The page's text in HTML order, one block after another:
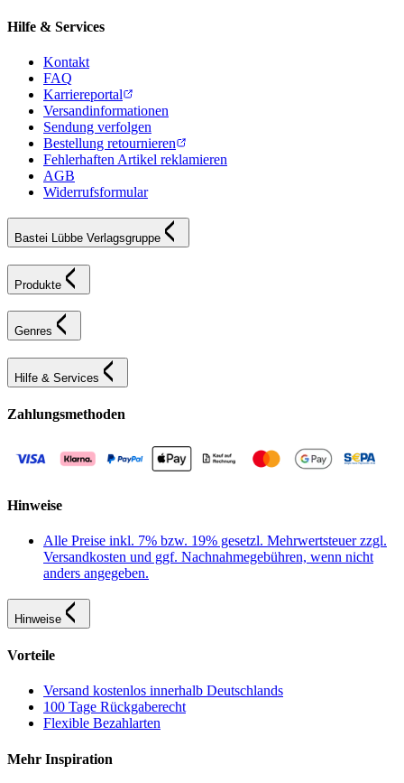
Hilfe & Services
Kontakt
FAQ
Karriereportal
Versandinformationen
Sendung verfolgen
Bestellung retournieren
Fehlerhaften Artikel reklamieren
AGB
Widerrufsformular
Bastei Lübbe Verlagsgruppe
Produkte
Genres
Hilfe & Services
Zahlungsmethoden
Hinweise
Alle Preise inkl. 7% bzw. 19% gesetzl. Mehrwertsteuer zzgl.
Versandkosten und ggf. Nachnahmegebühren, wenn nicht
anders angegeben.
Hinweise
Vorteile
Versand kostenlos innerhalb Deutschlands
100 Tage Rückgaberecht
Flexible Bezahlarten
Mehr Inspiration